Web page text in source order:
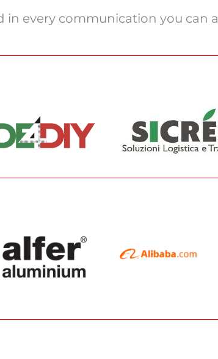
every communication you can